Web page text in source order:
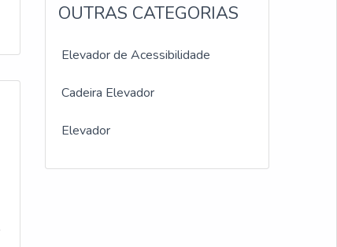
OUTRAS CATEGORIAS
Elevador de Acessibilidade
Cadeira Elevador
Elevador